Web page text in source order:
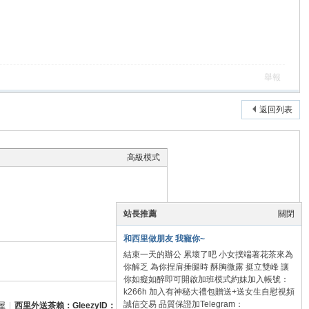
舉報
返回列表
高級模式
本版積分規則
關閉
站長推薦
和西里做朋友 我寵你~
結束一天的辦公 累壞了吧 小女撲端著花茶來為
你解乏 為你捏肩捶腿時 酥胸微露 挺立雙峰 讓
你如癡如醉即可開啟加班模式約妹加入帳號：
k266h 加入有神秘大禮包贈送+送女生自慰視頻
誠信交易 品質保證加Telegram：
西里外送茶賴：GleezyID：xilic666 Telegram：xilic666 西里賴：monesa74